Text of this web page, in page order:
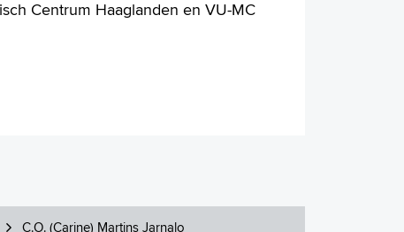
Centrum Haaglanden en VU-MC
C.O. (Carine) Martins Jarnalo